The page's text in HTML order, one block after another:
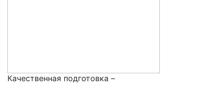
Качественная подготовка –